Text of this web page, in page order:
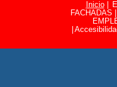
Inicio|
FACHADAS